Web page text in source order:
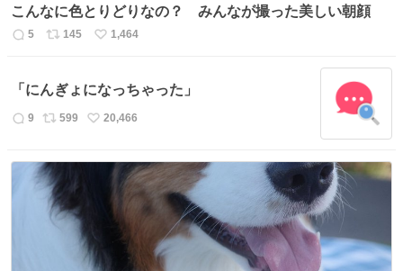
こんなに色とりどりなの？ みんなが撮った美しい朝顔
返
数
5
リ
ス
ト
数
145
い
ね
数
1,464
「にんぎょになっちゃった」
返
数
9
リ
ス
ト
数
599
い
ね
20,466